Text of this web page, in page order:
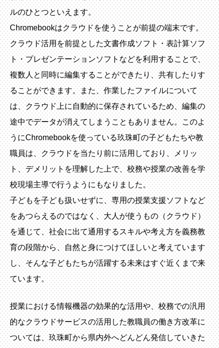
ルのひとつといえます。
Chromebookはクラウドを使うことが前提の端末です。
クラウド活用を前提とした文書作成ソフト・表計算ソフ
ト・プレゼンテーションソフトなどを利用することで、
複数人と同時に編集することができたり、共有したりす
ることができます。また、作業したファイルについて
は、クラウド上に自動的に保存されているため、編集の
途中でデータが消えてしまうこともありません。このよ
うにChromebookを使っている玖珠町の子どもたちや教
職員は、クラウドを当たり前に活用しており、メリッ
ト、デメリットを理解した上で、校務や授業の改善を学
校現場主導で行うようにもなりました。
子どもを子ども扱いせずに、専用の授業支援ソフトなど
をあつらえるのではなく、大人が使うもの（クラウド）
を通じて、社会に出て通用するスキルや考え方を義務教
育の段階から、自然と身につけてほしいと考えています
し、そんな子どもたちが活躍する未来はすぐ近くまで来
ています。
授業における情報機器の効果的な活用や、校務での汎用
的なクラウドサービスの活用した教職員の働き方改革に
ついては、玖珠町から県内外へどんどん発信していきた